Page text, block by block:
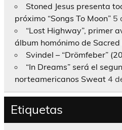
Stoned Jesus presenta
próximo “Songs To Moon” 5
“Lost Highway”, primer
álbum homónimo de Sacred
Svindel – “Drömfeber”
“In Dreams” será el
norteamericanos Sweat 4
Etiquetas